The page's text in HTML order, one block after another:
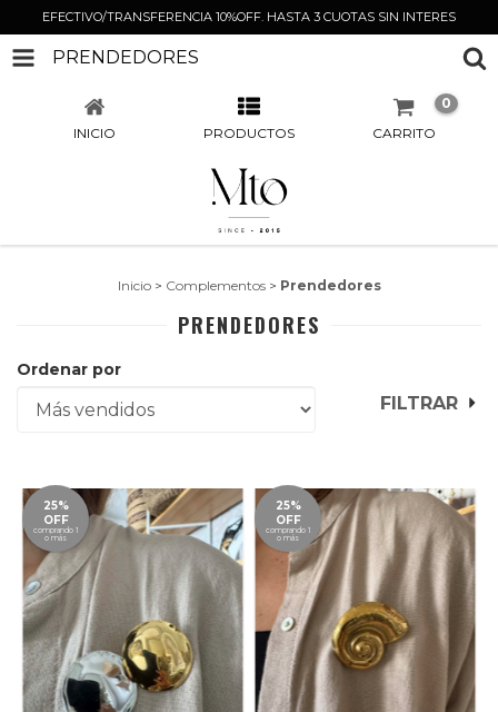
EFECTIVO/TRANSFERENCIA 10%OFF. HASTA 3 CUOTAS SIN INTERES
PRENDEDORES
INICIO PRODUCTOS CARRITO
0
Inicio > Complementos > Prendedores
PRENDEDORES
Ordenar por
FILTRAR
25%
OFF
comprando 1
o más
25%
OFF
comprando 1
o más